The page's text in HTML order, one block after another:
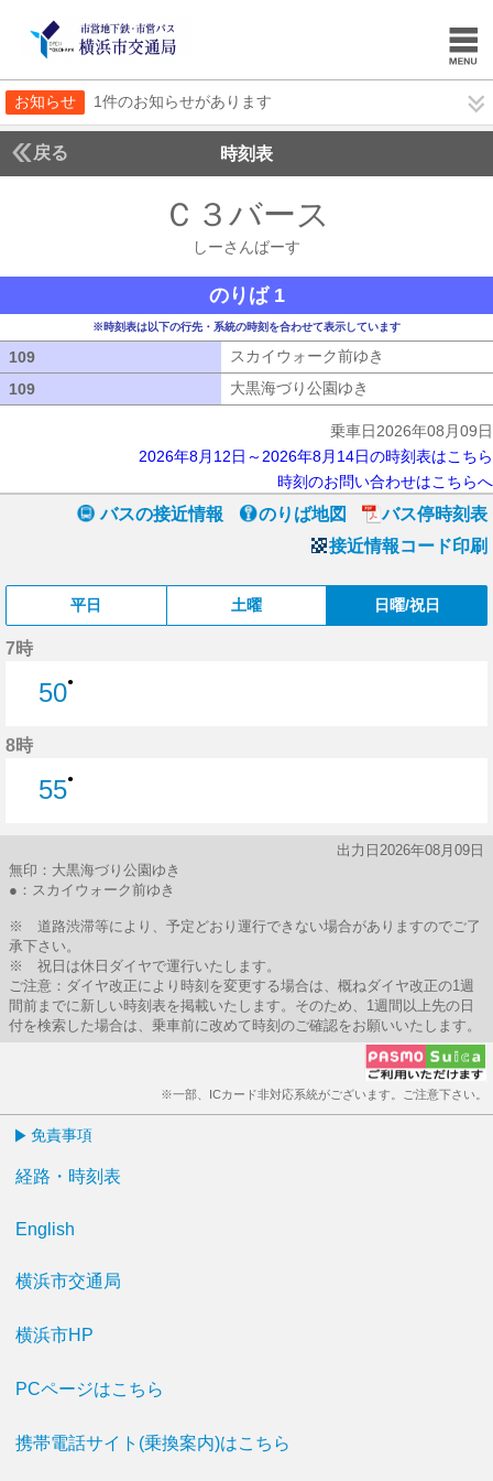
お知らせ 1件のお知らせがあります
戻る 時刻表
Ｃ３バース
しーさんばーす
のりば 1
※時刻表は以下の行先・系統の時刻を合わせて表示しています
109 スカイウォーク前ゆき
109
大黒海づり公園ゆき
乗車日2026年08月09日
2026年8月12日～2026年8月14日の時刻表はこちら
時刻のお問い合わせはこちらへ
バスの接近情報 のりば地図
バス停時刻表
接近情報コード印刷
平日 土曜 日曜/祝日
7時
50●
8時
55●
出力日2026年08月09日
無印：大黒海づり公園ゆき
●：スカイウォーク前ゆき
※ 道路渋滞等により、予定どおり運行できない場合がありますのでご了
承下さい。
※ 祝日は休日ダイヤで運行いたします。
ご注意：ダイヤ改正により時刻を変更する場合は、概ねダイヤ改正の1週
間前までに新しい時刻表を掲載いたします。そのため、1週間以上先の日
付を検索した場合は、乗車前に改めて時刻のご確認をお願いいたします。
※一部、ICカード非対応系統がございます。ご注意下さい。
免責事項
経路・時刻表
English
横浜市交通局
横浜市HP
PCページはこちら
携帯電話サイト(乗換案内)はこちら